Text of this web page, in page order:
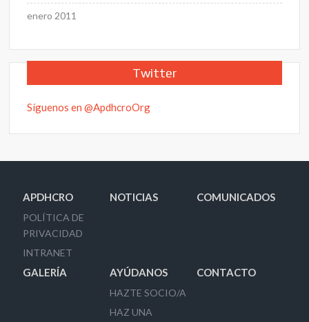
enero 2011
Twitter
Síguenos en @ApdhcroOrg
APDHCRO
POLÍTICA DE
PRIVACIDAD
INTRANET
NOTICIAS COMUNICADOS
GALERÍA AYÚDANOS
HAZTE SOCIO/A
HAZ UNA
CONTACTO